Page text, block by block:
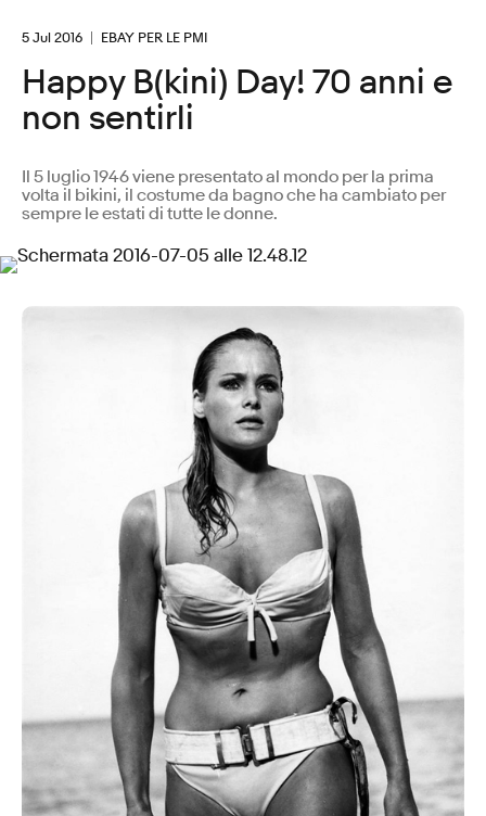
5 Jul 2016 EBAY PER LE PMI
Happy B(kini) Day! 70 anni e
non sentirli
Il 5 luglio 1946 viene presentato al mondo per la prima
volta il bikini, il costume da bagno che ha cambiato per
sempre le estati di tutte le donne.